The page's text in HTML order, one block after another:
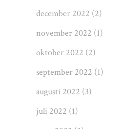
december 2022 (2)
november 2022 (1)
oktober 2022 (2)
september 2022 (1)
augusti 2022 (3)
juli 2022 (1)